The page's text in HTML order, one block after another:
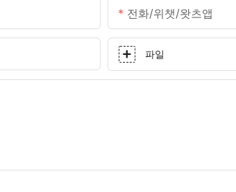
전화/위챗/왓츠앱
파일